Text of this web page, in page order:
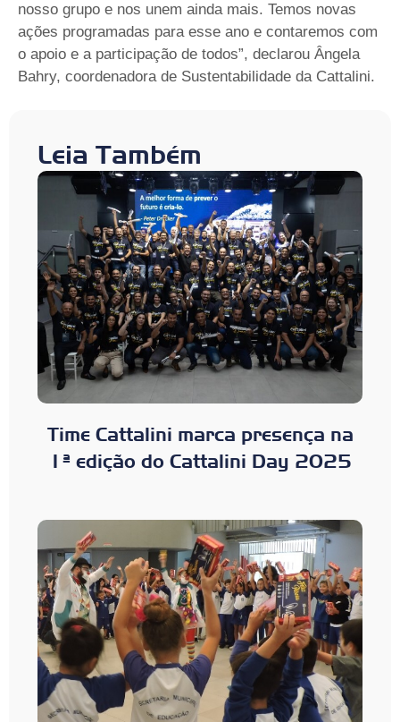
nosso grupo e nos unem ainda mais. Temos novas
ações programadas para esse ano e contaremos com
o apoio e a participação de todos”, declarou Ângela
Bahry, coordenadora de Sustentabilidade da Cattalini.
Leia Também
Time Cattalini marca presença na
1ª edição do Cattalini Day 2025